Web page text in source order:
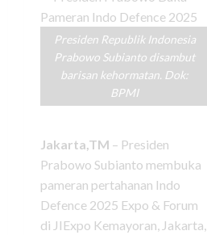
Presiden Republik Indonesia
Prabowo Subianto disambut
barisan kehormatan. Dok:
BPMI
Jakarta,TM – Presiden
Prabowo Subianto membuka
pameran pertahanan Indo
Defence 2025 Expo & Forum
di JIExpo Kemayoran, Jakarta,